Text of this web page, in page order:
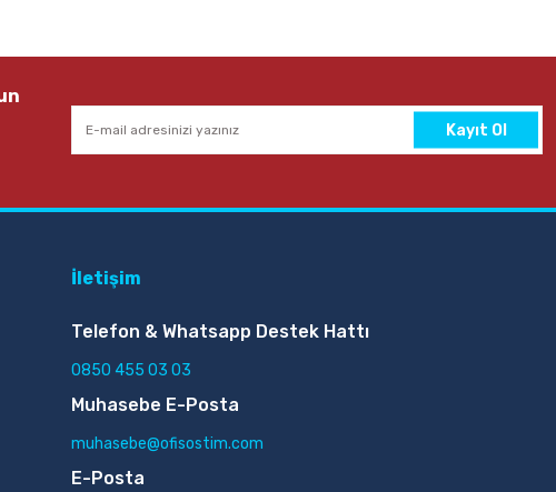
Kayıt Ol
İletişim
Telefon & Whatsapp Destek Hattı
0850 455 03 03
Muhasebe E-Posta
muhasebe@ofisostim.com
E-Posta